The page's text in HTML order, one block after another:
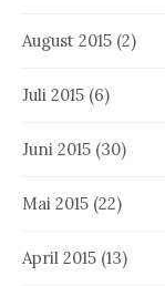
August 2015 (2)
Juli 2015 (6)
Juni 2015 (30)
Mai 2015 (22)
April 2015 (13)